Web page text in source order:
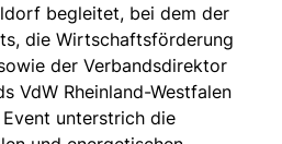
begleitet, bei dem der
die Wirtschaftsförderung
der Verbandsdirektor
VdW Rheinland-Westfalen
unterstrich die